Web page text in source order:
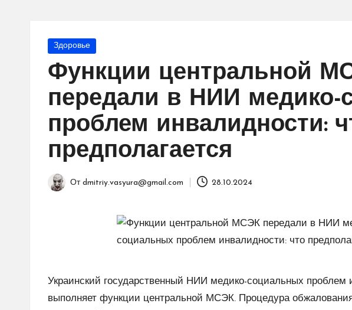
Опубликовано
Здоровье
Функции центральной
передали в НИИ медико-
проблем инвалидности:
предполагается
Запись
От dmitriy.vasyura@gmail.com 28.10.2024
Украинский государственный НИИ медико-социальных проблем
выполняет функции центральной МСЭК. Процедура